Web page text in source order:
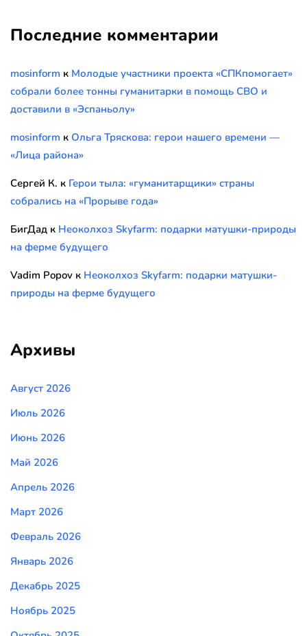
Последние комментарии
mosinform к Молодые участники проекта «СПКпомогает»
собрали более тонны гуманитарки в помощь СВО и
доставили в «Эспаньолу»
mosinform к Ольга Тряскова: герои нашего времени —
«Лица района»
Сергей К. к Герои тыла: «гуманитарщики» страны
собрались на «Прорыве года»
БигДад к Неоколхоз Skyfarm: подарки матушки-природы
на ферме будущего
Vadim Popov к Неоколхоз Skyfarm: подарки матушки-
природы на ферме будущего
Архивы
Август 2026
Июль 2026
Июнь 2026
Май 2026
Апрель 2026
Март 2026
Февраль 2026
Январь 2026
Декабрь 2025
Ноябрь 2025